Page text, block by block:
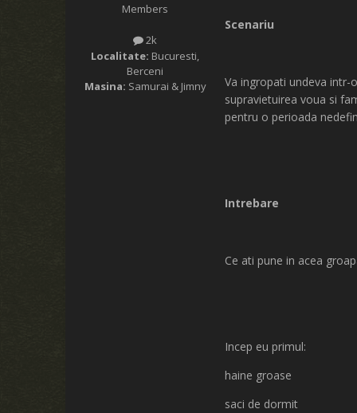
Members
2k
Localitate: Bucuresti,
Berceni
Masina: Samurai & Jimny
Scenariu
Va ingropati undeva intr-
supravietuirea voua si
pentru o perioada
Intrebare
Ce ati pune in acea
Incep eu primul:
haine groase
saci de dormit